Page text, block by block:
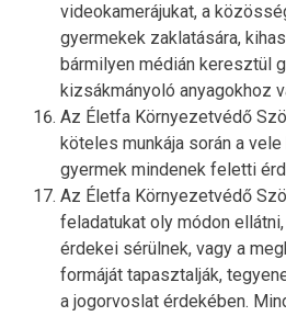
videokamerájukat, a
gyermekek zaklatására,
bármilyen médián keresztül
kizsákmányoló anyagokhoz
Az Életfa Környezetvédő
köteles munkája során a
gyermek mindenek feletti
Az Életfa Környezetvédő
feladatukat oly módon
érdekei sérülnek, vagy a
formáját tapasztalják,
a jogorvoslat érdekében.